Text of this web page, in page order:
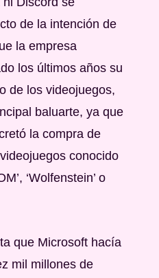
de la intención de
la empresa
los últimos años su
de los videojuegos,
baluarte, ya que
la compra de
conocido
‘Wolfenstein’ o
que Microsoft hacía
mil millones de